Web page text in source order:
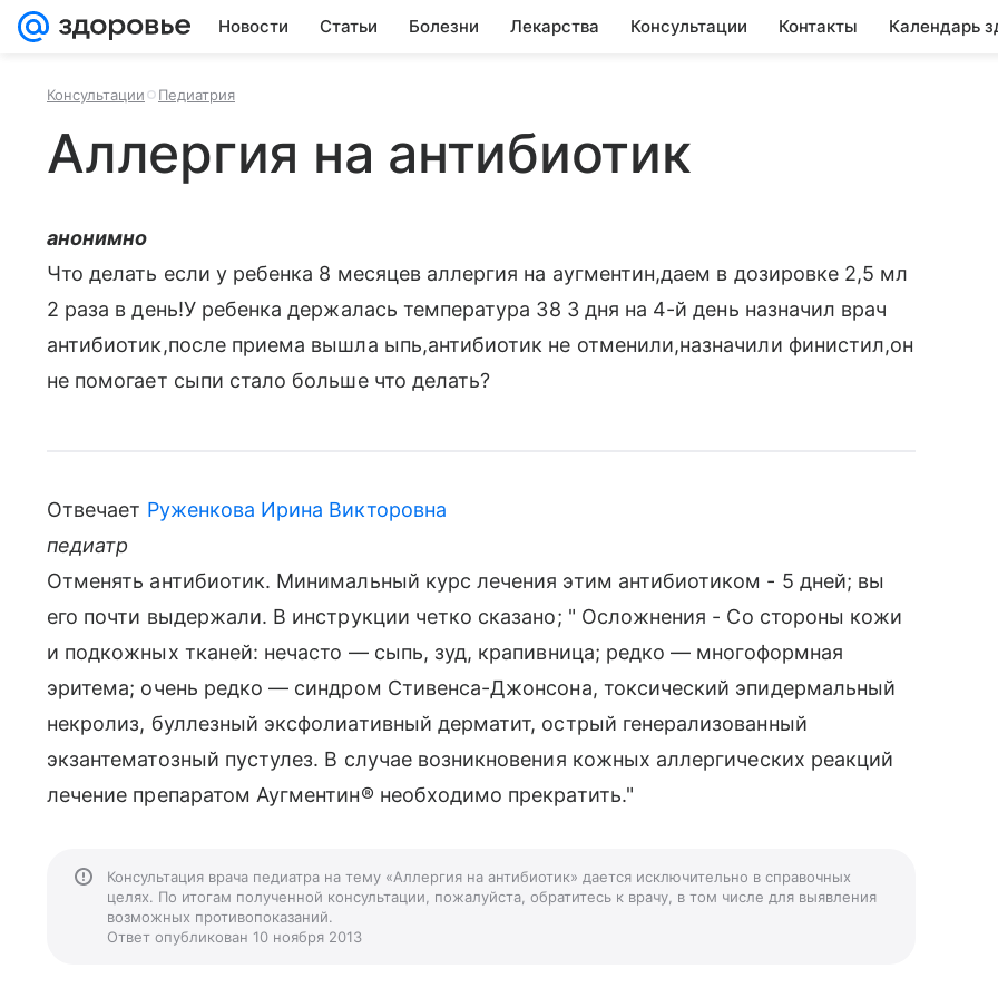
Новости Статьи Болезни Лекарства Консультации Контакты Календарь
Консультации Педиатрия
Аллергия на антибиотик
анонимно
Что делать если у ребенка 8 месяцев аллергия на аугментин,даем в дозировке 2,5 мл
2 раза в день!У ребенка держалась температура 38 3 дня на 4-й день назначил врач
антибиотик,после приема вышла ыпь,антибиотик не отменили,назначили финистил,он
не помогает сыпи стало больше что делать?
Отвечает Руженкова Ирина Викторовна
педиатр
Отменять антибиотик. Минимальный курс лечения этим антибиотиком - 5 дней; вы
его почти выдержали. В инструкции четко сказано; " Осложнения - Со стороны кожи
и подкожных тканей: нечасто — сыпь, зуд, крапивница; редко — многоформная
эритема; очень редко — синдром Стивенса-Джонсона, токсический эпидермальный
некролиз, буллезный эксфолиативный дерматит, острый генерализованный
экзантематозный пустулез. В случае возникновения кожных аллергических реакций
лечение препаратом Аугментин® необходимо прекратить."
Консультация врача педиатра на тему «Аллергия на антибиотик» дается исключительно в справочных
целях. По итогам полученной консультации, пожалуйста, обратитесь к врачу, в том числе для выявления
возможных противопоказаний.
Ответ опубликован 10 ноября 2013